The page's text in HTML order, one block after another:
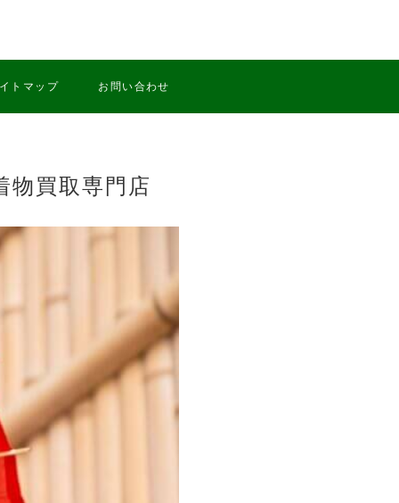
トマップ お問い合わせ
物買取専門店